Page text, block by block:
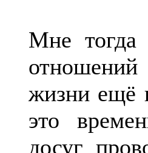
Мне тогда
жизни ещё
это
досуг